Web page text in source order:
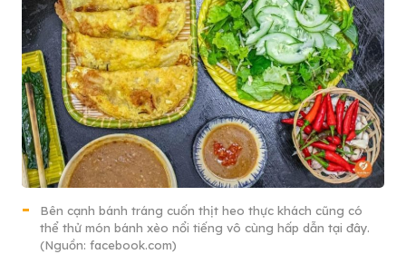
Bên cạnh bánh tráng cuốn thịt heo thực khách cũng có
thể thử món bánh xèo nổi tiếng vô cùng hấp dẫn tại đây.
(Nguồn: facebook.com)